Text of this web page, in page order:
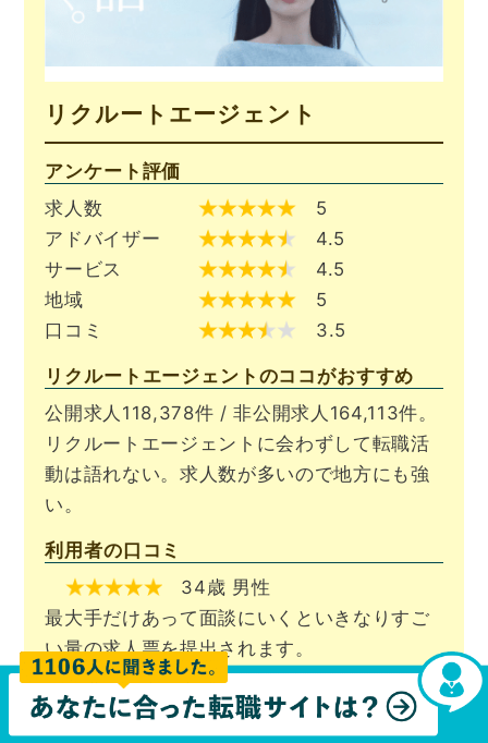
リクルートエージェント
アンケート評価
求人数
5
アドバイザー
4.5
サービス
4.5
地域
5
口コミ
3.5
リクルートエージェントのココがおすすめ
公開求人118,378件 / 非公開求人164,113件。
リクルートエージェントに会わずして転職活
動は語れない。求人数が多いので地方にも強
い。
利用者の口コミ
34歳 男性
最大手だけあって面談にいくといきなりすご
い量の求人票を提出されます。
28歳 女性